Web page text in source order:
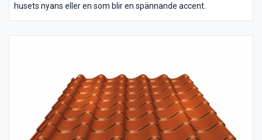
husets nyans eller en som blir en spännande accent.